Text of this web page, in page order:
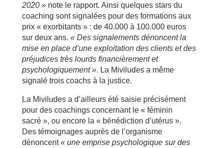
2020 »note le rapport. Ainsi quelques stars du
coaching sont signalées pour des formations aux
prix « exorbitants » : de 40.000 à 100.000 euros
sur deux ans. « Des signalements dénoncent la
mise en place d’une exploitation des clients et des
préjudices très lourds financièrement et
psychologiquement ». La Miviludes a même
signalé trois coachs à la justice.
La Miviludes a d’ailleurs été saisie précisément
pour des coachings concernant le « féminin
sacré », ou encore la « bénédiction d’utérus ».
Des témoignages auprès de l’organisme
dénoncent« une emprise psychologique sur des